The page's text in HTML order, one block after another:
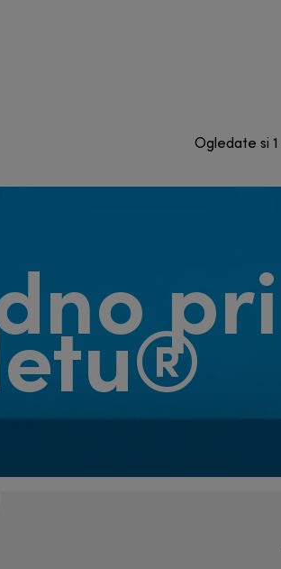
Ogledate si
pri